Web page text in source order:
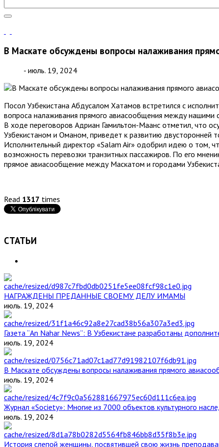
В Маскате обсуждены вопросы налаживания
- июль. 19, 2024
Посол Узбекистана Абдусалом Хатамов встретился с
вопроса налаживания прямого авиасообщения между нашими
В ходе переговоров Адриан Гамильтон-Маанс отметил, что
Узбекистаном и Оманом, приведет к развитию двусторонней
Исполнительный директор «Salam Air» одобрил идею о том,
возможность перевозки транзитных пассажиров. По его
прямое авиасообщение между Маскатом и городами
Read 1317 times
СТАТЬИ
НАГРАЖДЕНЫ ПРЕДАННЫЕ СВОЕМУ ДЕЛУ ИМАМЫ
июль. 19, 2024
Газета “An Nahar News”: В Узбекистане разработаны
июль. 19, 2024
В Маскате обсуждены вопросы налаживания прямого
июль. 19, 2024
Журнал «Society»: Многие из 7000 объектов культурного
июль. 19, 2024
История слепой женщины, посвятившей свою жизнь